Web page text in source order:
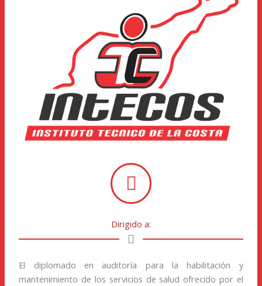
Dirigido a:
El diplomado en auditoría para la habilitación y
mantenimiento de los servicios de salud ofrecido por el